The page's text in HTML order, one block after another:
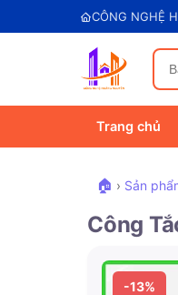
CÔNG NGHỆ
Trang chủ
🏠 › Sản
Công
-13%